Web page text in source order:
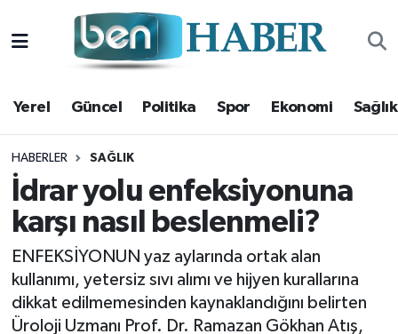
Yerel Güncel Politika Spor Ekonomi Sağlık
HABERLER SAĞLIK
İdrar yolu enfeksiyonuna
karşı nasıl beslenmeli?
ENFEKSİYONUN yaz aylarında ortak alan
kullanımı, yetersiz sıvı alımı ve hijyen kurallarına
dikkat edilmemesinden kaynaklandığını belirten
Üroloji Uzmanı Prof. Dr. Ramazan Gökhan Atış,
Yerel
Güncel
Politika
Spor
Ekonomi
Sağlık
Hava Durumu
Trafik Durumu
Süper Lig Puan Durumu ve Fikstür
Tüm Manşetler
Son Dakika Haberleri
Haber Arşivi